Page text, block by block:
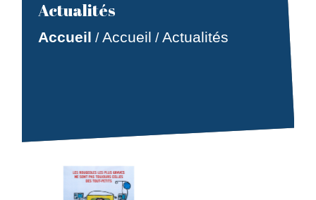
Actualités
Accueil / Accueil / Actualités